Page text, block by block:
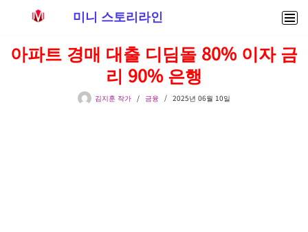
텐
미니 스토리라인
아파트 경매 대출 디딤돌 80% 이자 금
리 90% 은행
김지훈 작가 금융 2025년 06월 10일